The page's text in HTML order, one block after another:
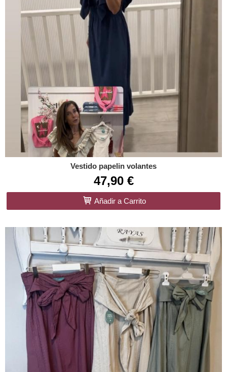
Vestido papelin volantes
47,90 €
Añadir a Carrito